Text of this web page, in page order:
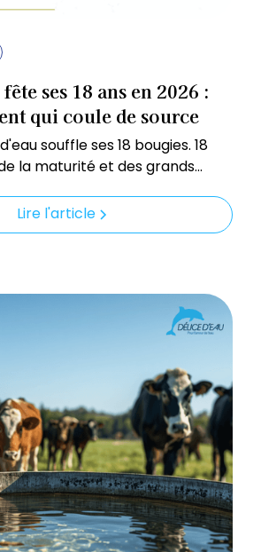
ses 18 ans en 2026 :
qui coule de source
souffle ses 18 bougies. 18
la maturité et des grands
une belle histoire de
qui se poursuit.
Lire l'article